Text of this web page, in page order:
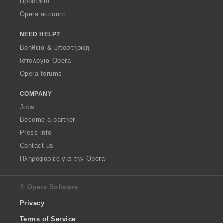
Opera account
NEED HELP?
Βοήθεια & υποστήριξη
Ιστολόγια Opera
Opera forums
COMPANY
Jobs
Become a partner
Press info
Contact us
Πληροφορίες για την Opera
© Opera Software
Privacy
Terms of Service